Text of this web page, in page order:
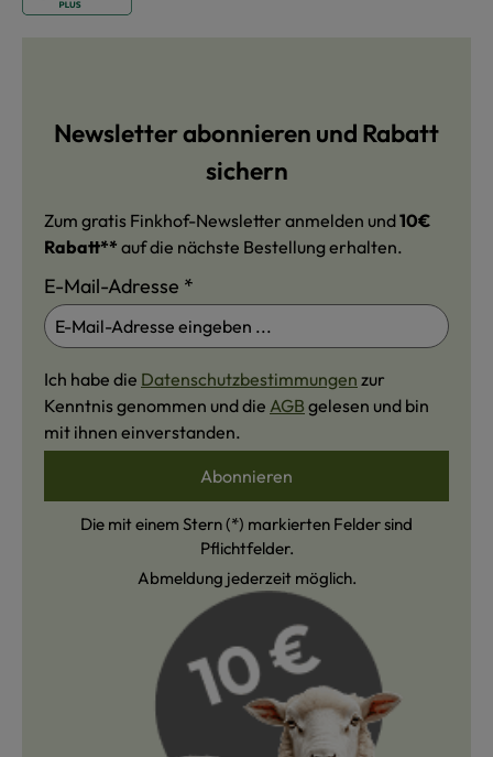
Newsletter abonnieren und Rabatt
sichern
Zum gratis Finkhof-Newsletter anmelden und10€
Rabatt** auf die nächste Bestellung erhalten.
E-Mail-Adresse *
Ich habe die Datenschutzbestimmungen zur
Kenntnis genommen und die AGB gelesen und bin
mit ihnen einverstanden.
Abonnieren
Die mit einem Stern (*) markierten Felder sind
Pflichtfelder.
Abmeldung jederzeit möglich.